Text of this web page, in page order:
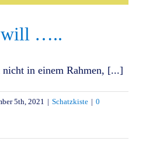
will …..
in einem Rahmen, [...]
5th, 2021 | Schatzkiste | 0